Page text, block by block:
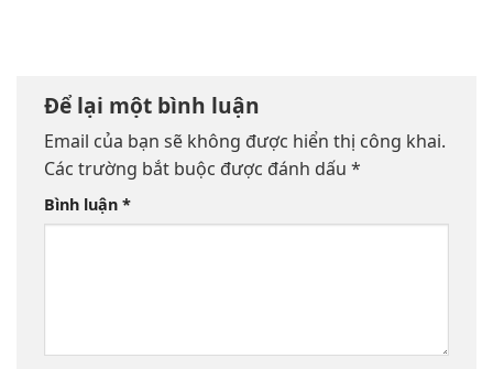
Để lại một bình luận
Email của bạn sẽ không được hiển thị công khai.
Các trường bắt buộc được đánh dấu *
Bình luận *